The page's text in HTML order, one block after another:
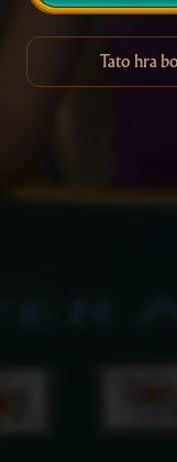
Tato hra